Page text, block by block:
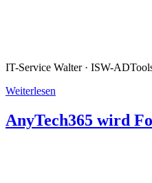
IT-Service Walter · ISW-
Weiterlesen
AnyTech365 wird